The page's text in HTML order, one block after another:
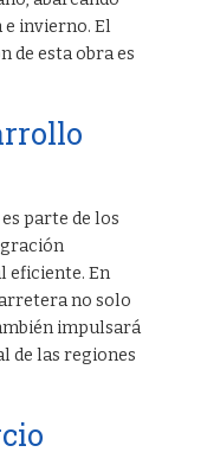
e invierno. El
de esta obra es
parte de los
eficiente. En
no solo
impulsará
de las regiones